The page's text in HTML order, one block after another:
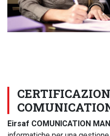
Eirsaf COMUNICATION